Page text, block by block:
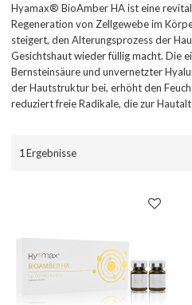
Hyamax® BioAmber HA ist eine
Regeneration von Zellgewebe im
steigert, den Alterungsprozess der
Gesichtshaut wieder füllig macht. Die
Bernsteinsäure und unvernetzter
der Hautstruktur bei, erhöht den
reduziert freie Radikale, die zur
1 Ergebnisse